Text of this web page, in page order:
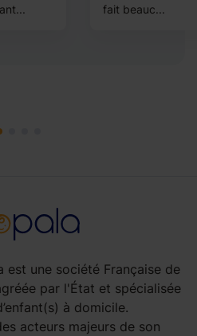
fait beauc...
est une société Française de
par l'État et spécialisée
à domicile.
acteurs majeurs de son